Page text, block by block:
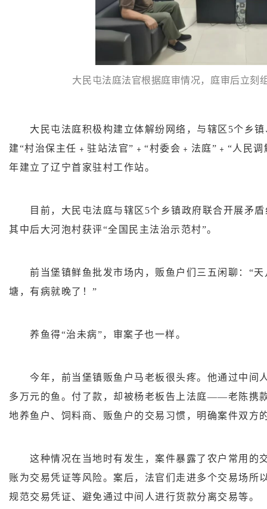
大民屯法庭法官根据庭审情况，庭审后立刻
大民屯法庭积极构建立体解纷网络，与辖区5个乡
建“村治保主任﹢驻站法官”﹢“村委会﹢法庭”﹢“人民
年建立了辽宁首家驻村工作站。
目前，大民屯法庭与辖区5个乡镇政府联合开展矛盾
其中后大河泡村获评“全国民主法治示范村”。
前当堡镇鲜鱼批发市场内，贩鱼户们三五闲聊：“天
塘，有病就晚了！”
养鱼得“治未病”，审案子也一样。
今年，前当堡镇贩鱼户马老板很头疼。他通过中间
多万元的鱼。付了款，却被杨老板告上法庭——老陈携
地养鱼户、饲料商、贩鱼户的交易习惯，明确案件双方
这种情况在当地时有发生，案件暴露了农户常用的
账为交易凭证等风险。案后，法官们走进多个交易场所
规范交易凭证、避免通过中间人进行货款分离交易等。